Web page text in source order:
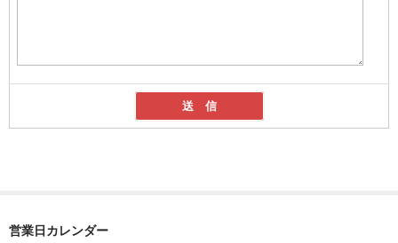
営業日カレンダー